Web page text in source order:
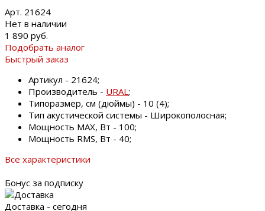
Арт. 21624
Нет в наличии
1 890 руб.
Подобрать аналог
Быстрый заказ
Артикул - 21624;
Производитель - URAL;
Типоразмер, см (дюймы) - 10 (4);
Тип акустической системы - Широкополосная;
Мощность MAX, Вт - 100;
Мощность RMS, Вт - 40;
Все характеристики
Бонус за подписку
Доставка - сегодня